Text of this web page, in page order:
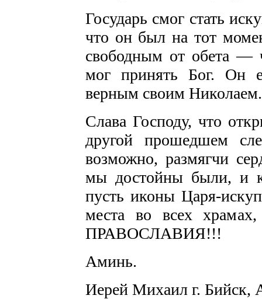
Государь смог стать
что он был на тот
свободным от обета —
мог принять Бог. Он
верным своим Николаем.
Слава Господу, что
другой прошедшем
возможно, размягчи
мы достойны были, и
пусть иконы Царя-
места во всех
ПРАВОСЛАВИЯ!!!
Аминь.
Иерей Михаил г. Бийск,